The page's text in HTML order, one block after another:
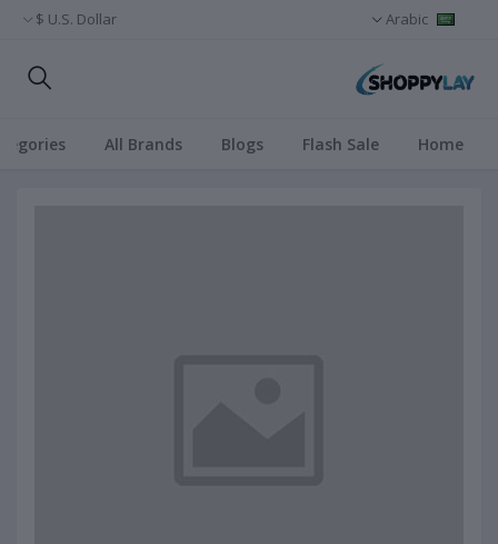
Arabic
U.S. Dollar $
Home
Flash Sale
Blogs
All Brands